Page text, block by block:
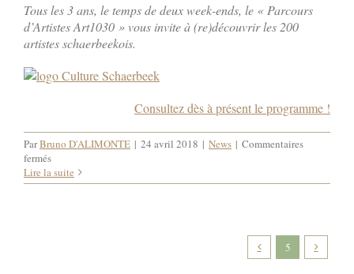
Tous les 3 ans, le temps de deux week-ends, le « Parcours
d’Artistes Art1030 » vous invite à (re)découvrir les 200
artistes schaerbeekois.
Consultez dès à présent le programme !
ParBruno D'ALIMONTE | 24 avril 2018 | News | Commentaires
ferméssur
02-
03
Lire la suite
5